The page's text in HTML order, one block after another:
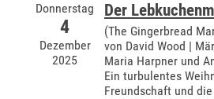
Donnerstag
4
Dezember
2025
Der
(The Gingerbread
von David Wood |
Maria Harpner und
Ein turbulentes
Freundschaft und